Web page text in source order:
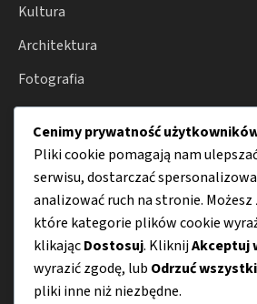
Kultura
Architektura
Fotografia
Moda
Porady
Menu
Kontakt
Cenimy prywatność
Pliki cookie pomagają nam
serwisu, dostarczać
analizować ruch na stronie. Możesz
które kategorie plików cookie
klikającDostosuj. KliknijAkceptuj
wyrazić zgodę, lub Odrzuć
pliki inne niż niezbędne.